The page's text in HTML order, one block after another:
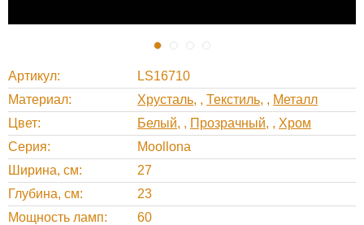
Артикул
LS16710
Материал
Хрусталь , Текстиль , Металл
Цвет
Белый , Прозрачный , Хром
Серия
Moollona
Ширина, cм
27
Глубина, cм
23
Мощность ламп
60